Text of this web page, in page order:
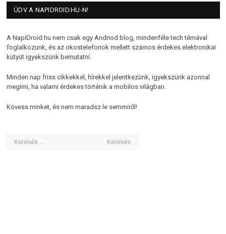
ÜDV A NAPIDROID.HU-N!
A NapiDroid.hu nem csak egy Andriod blog, mindenféle tech témával
foglalkozunk, és az okostelefonok mellett számos érdekes elektronikai
kütyüt igyekszünk bemutatni.
Minden nap friss cikkekkel, hírekkel jelentkezünk, igyekszünk azonnal
megírni, ha valami érdekes történik a mobilos világban.
Kövess minket, és nem maradsz le semmiről!